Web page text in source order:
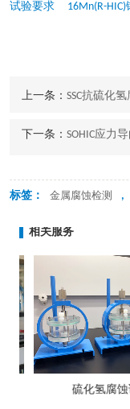
试验要求
16Mn(R-
上一条： SSC抗硫化
下一条： SOHIC应力
标签： 金属腐蚀检测 ,
相关服务
硫化氢腐蚀试